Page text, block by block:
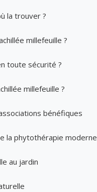
la trouver ?
millefeuille ?
toute sécurité ?
millefeuille ?
bénéfiques
la phytothérapie moderne
au jardin